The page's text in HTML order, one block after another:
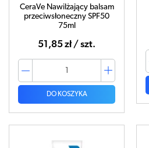
CeraVe Nawilżający balsam
przeciwsłoneczny SPF50
75ml
51,85 zł / szt.
DO KOSZYKA